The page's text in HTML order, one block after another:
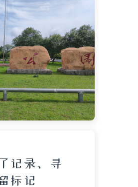
肉；第二台则是
文章由此延伸
外婆因摔跤离世
失后，作者与亲
露出对 2023 年多
心绪，展现了日
的感伤。
记录、寻
标记